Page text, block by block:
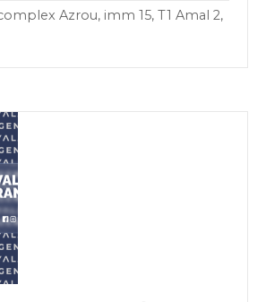
Azrou, imm 15, T1 Amal 2,